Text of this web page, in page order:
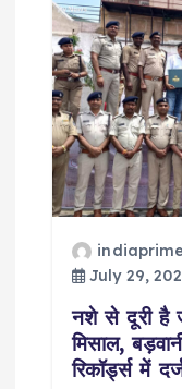
g
a
t
July 29,
नशे से दूरी है
मिसाल,
रिकॉर्ड्स में